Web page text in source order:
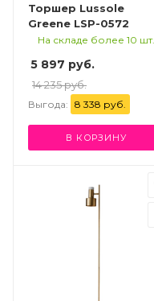
Торшер Lussole
Greene LSP-0572
На складе более 10 шт.
5 897 руб.
14 235 руб.
Выгода: 8 338 руб.
В КОРЗИНУ